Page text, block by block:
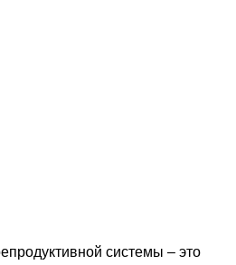
системы – это